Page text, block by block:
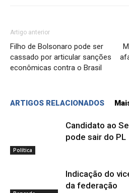
Artigo anterior
Filho de Bolsonaro pode ser
cassado por articular sanções
econômicas contra o Brasil
ARTIGOS RELACIONADOS
Política
Candidato ao
pode sair do PL
Indicação do
da federação